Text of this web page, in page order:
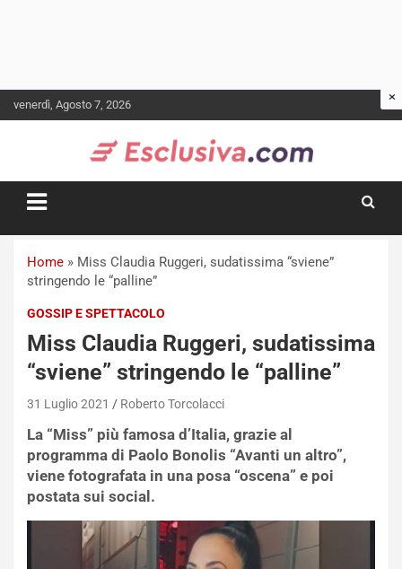
to
venerdì, Agosto 7, 2026
Home » Miss Claudia Ruggeri, sudatissima “sviene”
stringendo le “palline”
GOSSIP E SPETTACOLO
Miss Claudia Ruggeri, sudatissima
“sviene” stringendo le “palline”
31 Luglio 2021 Roberto Torcolacci
La “Miss” più famosa d’Italia, grazie al
programma di Paolo Bonolis “Avanti un altro”,
viene fotografata in una posa “oscena” e poi
postata sui social.